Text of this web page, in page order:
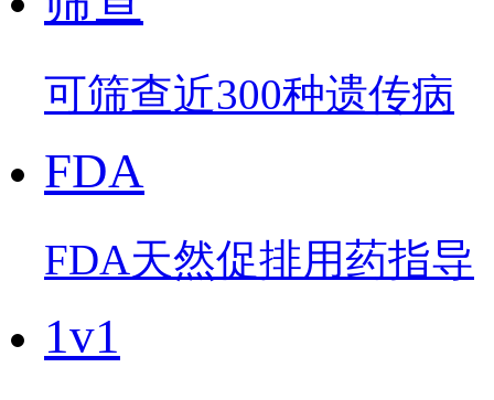
可筛查近300种遗传病
FDA
FDA天然促排用药指导
1v1